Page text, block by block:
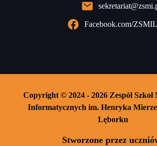
Facebook.com/
Copyright © 2024 - 2026 Zespół Szkoł
Informatycznych im. Henryka
Lęborku
Stworzone przez